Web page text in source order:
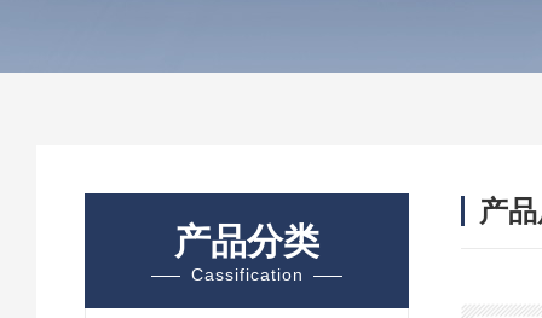
产品分类
Cassification
产